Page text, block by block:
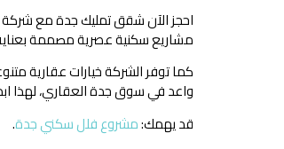
احجز الآن شقق تمليك جدة مع شركة
مشاريع سكنية عصرية مصممة بعناية
كما توفر الشركة خيارات عقارية
واعد في سوق جدة العقاري، لهذا
قد يهمك:مشروع فلل سكني جدة.